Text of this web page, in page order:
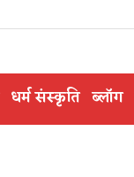
धर्म संस्कृति ब्लॉग